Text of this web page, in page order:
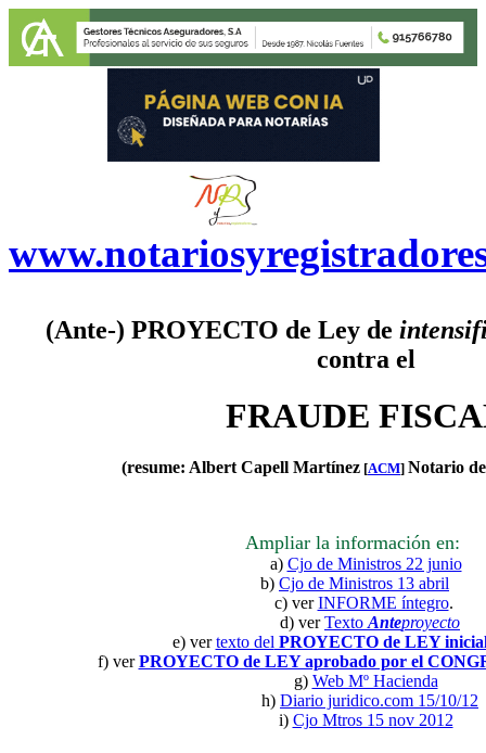
(Ante-) PROYECTO de Ley de
contra el
FRAUDE
(resume: Albert Capell Martínez [ACM] Notario
Ampliar la información en:
a) Cjo de Ministros 22 junio
b) Cjo de Ministros 13 abril
c) verINFORME íntegro.
d) verTextoAnteproyecto
e) vertexto delPROYECTO de LEY
f) verPROYECTO de LEY aprobado por el
g) Web Mº Hacienda
h) Diario juridico.com 15/10/12
i) Cjo Mtros 15 nov 2012